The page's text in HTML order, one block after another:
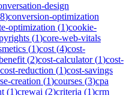
design
8)conversion-optimization
optimization (1)cookie-
(1)core-web-vitals
(1)cost (4)cost-
(2)cost-calculator(1)cost-
cost-reduction (1)cost-savings
creation (1)courses (3)cpa
(1)crewai (2)criteria (1)crm